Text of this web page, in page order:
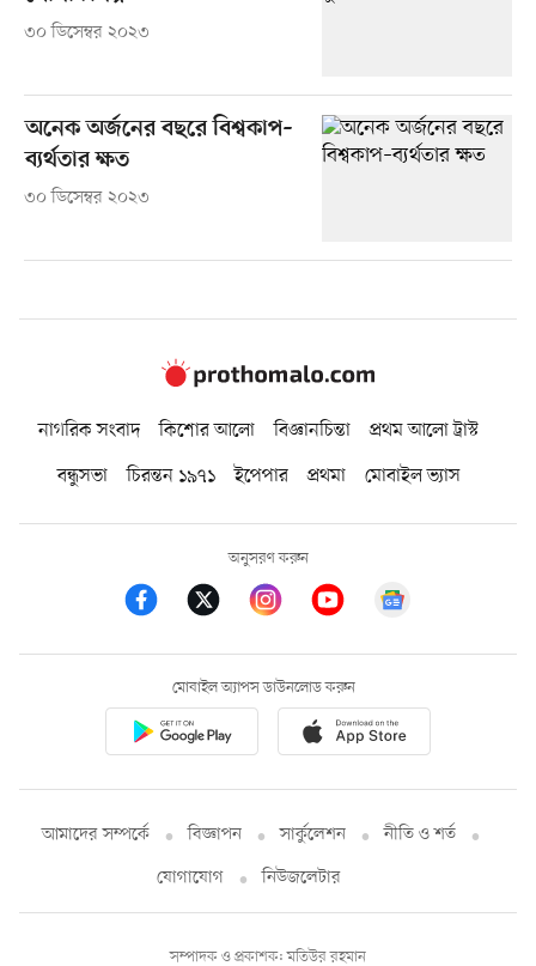
৩০ ডিসেম্বর ২০২৩
অনেক অর্জনের বছরে বিশ্বকাপ–
ব্যর্থতার ক্ষত
৩০ ডিসেম্বর ২০২৩
নাগরিক সংবাদ কিশোর আলো বিজ্ঞানচিন্তা
প্রথম আলো ট্রাস্ট
বন্ধুসভা
চিরন্তন ১৯৭১ ইপেপার প্রথমা মোবাইল ভ্যাস
অনুসরণ করুন
মোবাইল অ্যাপস ডাউনলোড করুন
আমাদের সম্পর্কে বিজ্ঞাপন সার্কুলেশন
নীতি ও শর্ত
যোগাযোগ
নিউজলেটার
সম্পাদক ও প্রকাশক: মতিউর রহমান